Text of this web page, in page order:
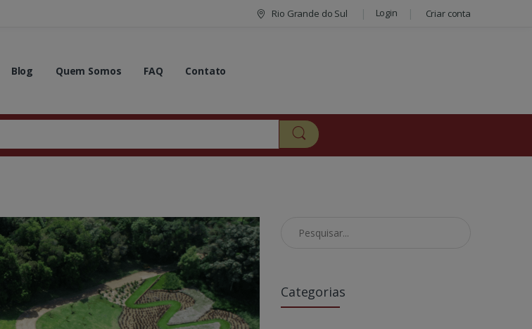
Rio Grande do Sul Login Criar conta
Blog Quem Somos FAQ Contato
Pesquisar no Blog
Categorias